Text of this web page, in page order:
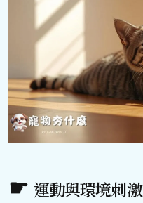
運動與環境刺激